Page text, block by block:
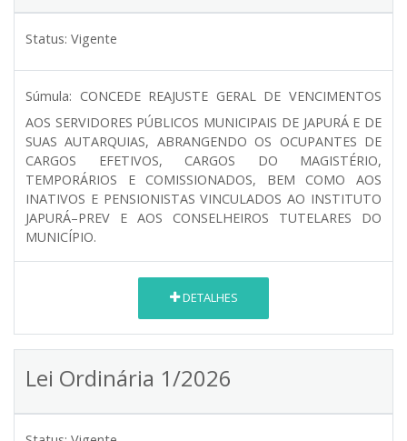
Status: Vigente
Súmula: CONCEDE REAJUSTE GERAL DE VENCIMENTOS
AOS SERVIDORES PÚBLICOS MUNICIPAIS DE JAPURÁ E DE
SUAS AUTARQUIAS, ABRANGENDO OS OCUPANTES DE
CARGOS EFETIVOS, CARGOS DO MAGISTÉRIO,
TEMPORÁRIOS E COMISSIONADOS, BEM COMO AOS
INATIVOS E PENSIONISTAS VINCULADOS AO INSTITUTO
JAPURÁ–PREV E AOS CONSELHEIROS TUTELARES DO
MUNICÍPIO.
DETALHES
Lei Ordinária 1/2026